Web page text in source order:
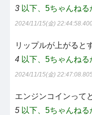
3 以下、5ちゃんね
2024/11/15(金)
リップルが上がると
4 以下、5ちゃんね
2024/11/15(金)
エンジンコインって
5 以下、5ちゃんね